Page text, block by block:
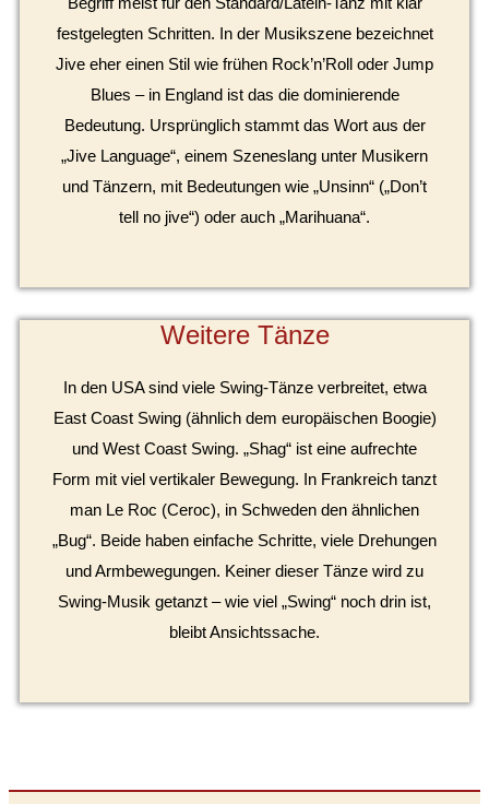
festgelegten Schritten. In der Musikszene bezeichnet
Jive eher einen Stil wie frühen Rock’n’Roll oder Jump
Blues – in England ist das die dominierende
Bedeutung. Ursprünglich stammt das Wort aus der
„Jive Language“, einem Szeneslang unter Musikern
und Tänzern, mit Bedeutungen wie „Unsinn“ („Don’t
tell no jive“) oder auch „Marihuana“.
Weitere Tänze
In den USA sind viele Swing-Tänze verbreitet, etwa
East Coast Swing (ähnlich dem europäischen Boogie)
und West Coast Swing. „Shag“ ist eine aufrechte
Form mit viel vertikaler Bewegung. In Frankreich tanzt
man Le Roc (Ceroc), in Schweden den ähnlichen
„Bug“. Beide haben einfache Schritte, viele Drehungen
und Armbewegungen. Keiner dieser Tänze wird zu
Swing-Musik getanzt – wie viel „Swing“ noch drin ist,
bleibt Ansichtssache.